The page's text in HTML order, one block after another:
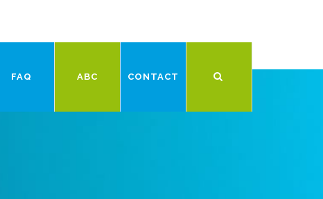
FAQ ABC CONTACT